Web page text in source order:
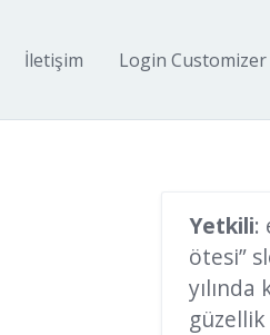
İletişim Login Customizer
Yetkili:
ötesi”
güzellik